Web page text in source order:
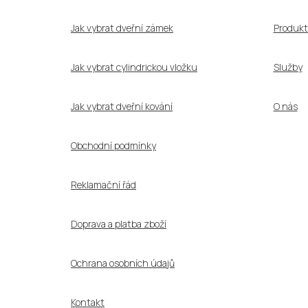
Jak vybrat dveřní zámek
Jak vybrat cylindrickou vložku
Jak vybrat dveřní kování
Obchodní podmínky
Reklamační řád
Doprava a platba zboží
Ochrana osobních údajů
Kontakt
Služby
O nás